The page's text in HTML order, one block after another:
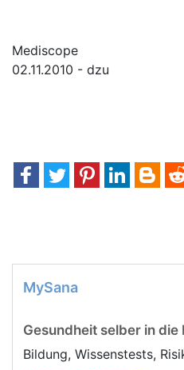
Mediscope
02.11.2010 - dzu
MySana
Gesundheit selber in die
Bildung, Wissenstests,